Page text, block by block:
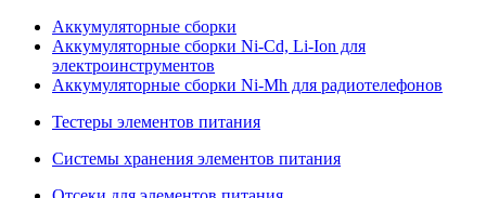
Аккумуляторные сборки
Аккумуляторные сборки Ni-Cd, Li-Ion для
электроинструментов
Аккумуляторные сборки Ni-Mh для радиотелефонов
Тестеры элементов питания
Системы хранения элементов питания